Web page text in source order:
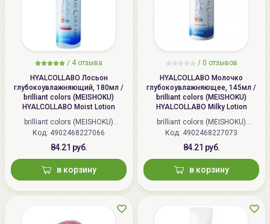
/ 4 отзыва
HYALCOLLABO Лосьон
глубокоувлажняющий, 180мл /
brilliant colors (MEISHOKU)
HYALCOLLABO Moist Lotion
brilliant colors (MEISHOKU)
(Япония)
Код: 4902468227066
84.21 руб.
в корзину
/ 0 отзывов
HYALCOLLABO Молочко
глубокоувлажняющее, 145мл /
brilliant colors (MEISHOKU)
HYALCOLLABO Milky Lotion
brilliant colors (MEISHOKU)
(Япония)
Код: 4902468227073
84.21 руб.
в корзину